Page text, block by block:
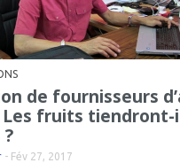
de fournisseurs
fruits tiendront-
- Fév 27, 2017